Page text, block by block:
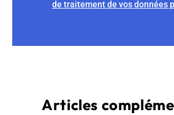
de traitement de vos données
Articles